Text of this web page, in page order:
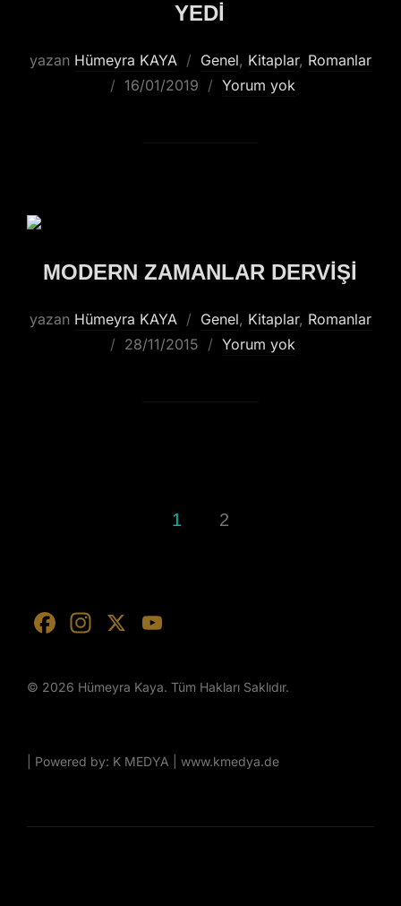
YEDİ
yazan Hümeyra KAYA Genel, Kitaplar, Romanlar
16/01/2019
Yorum yok
MODERN ZAMANLAR DERVIŞI
yazan Hümeyra KAYA Genel, Kitaplar, Romanlar
28/11/2015
Yorum yok
1 2
F
c
o
k
In
a
m
X
u
b
© 2026 Hümeyra Kaya. Tüm Hakları Saklıdır.
| Powered by: K MEDYA | www.kmedya.de